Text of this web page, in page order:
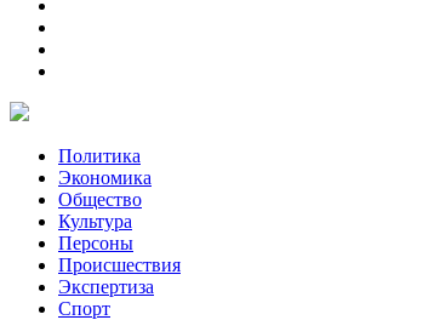
Политика
Экономика
Общество
Культура
Персоны
Происшествия
Экспертиза
Спорт